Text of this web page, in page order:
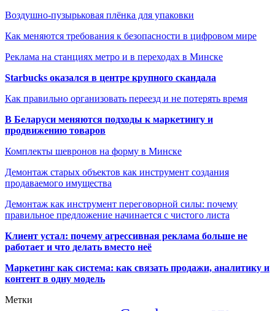
Воздушно-пузырьковая плёнка для упаковки
Как меняются требования к безопасности в цифровом мире
Реклама на станциях метро и в переходах в Минске
Starbucks оказался в центре крупного скандала
Как правильно организовать переезд и не потерять время
В Беларуси меняются подходы к маркетингу и
продвижению товаров
Комплекты шевронов на форму в Минске
Демонтаж старых объектов как инструмент создания
продаваемого имущества
Демонтаж как инструмент переговорной силы: почему
правильное предложение начинается с чистого листа
Клиент устал: почему агрессивная реклама больше не
работает и что делать вместо неё
Маркетинг как система: как связать продажи, аналитику и
контент в одну модель
Метки